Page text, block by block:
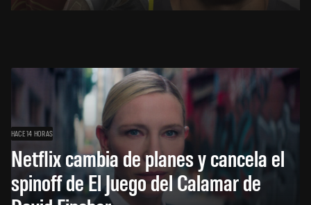
HACE 14 HORAS
Netflix cambia de planes y cancela el
spinoff de El Juego del Calamar de